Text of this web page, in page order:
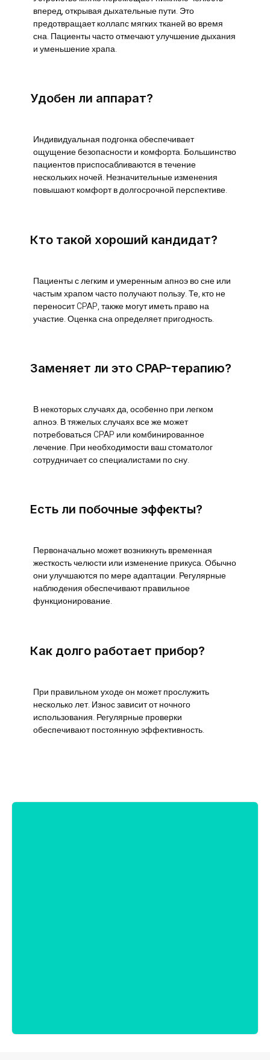
вперед, открывая дыхательные пути. Это
предотвращает коллапс мягких тканей во время
сна. Пациенты часто отмечают улучшение дыхания
и уменьшение храпа.
Удобен ли аппарат?
Индивидуальная подгонка обеспечивает
ощущение безопасности и комфорта. Большинство
пациентов приспосабливаются в течение
нескольких ночей. Незначительные изменения
повышают комфорт в долгосрочной перспективе.
Кто такой хороший кандидат?
Пациенты с легким и умеренным апноэ во сне или
частым храпом часто получают пользу. Те, кто не
переносит CPAP, также могут иметь право на
участие. Оценка сна определяет пригодность.
Заменяет ли это CPAP-терапию?
В некоторых случаях да, особенно при легком
апноэ. В тяжелых случаях все же может
потребоваться CPAP или комбинированное
лечение. При необходимости ваш стоматолог
сотрудничает со специалистами по сну.
Есть ли побочные эффекты?
Первоначально может возникнуть временная
жесткость челюсти или изменение прикуса. Обычно
они улучшаются по мере адаптации. Регулярные
наблюдения обеспечивают правильное
функционирование.
Как долго работает прибор?
При правильном уходе он может прослужить
несколько лет. Износ зависит от ночного
использования. Регулярные проверки
обеспечивают постоянную эффективность.